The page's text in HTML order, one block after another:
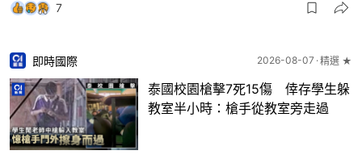
7
即時國際 2026-08-07 精選 ★
泰國校園槍擊7死15傷 倖存學生躲
教室半小時：槍手從教室旁走過